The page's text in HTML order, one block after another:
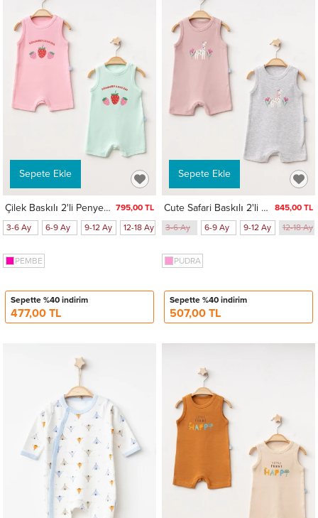
Sepete Ekle
Çilek Baskılı 2'li Penye Tulum 1018 795,00 TL
3-6 Ay
6-9 Ay 9-12 Ay 12-18 Ay 18-24 Ay 1-3 Ay
PEMBE
Sepette %40 indirim
477,00 TL
Sepete Ekle
Cute Safari Baskılı 2'li Penye Tulum 1020 845,00 TL
3-6 Ay
6-9 Ay 9-12 Ay 12-18 Ay
PUDRA
Sepette %40 indirim
507,00 TL